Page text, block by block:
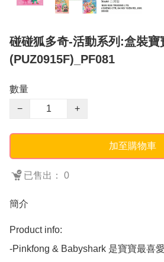
碰碰狐多奇-活動系列:盒裝寶
(PUZ0915F)_PF081
數量
−
+
加至購物車
已售出： 0
簡介
Product info:
-Pinkfong & Babyshark 是寶寶最喜